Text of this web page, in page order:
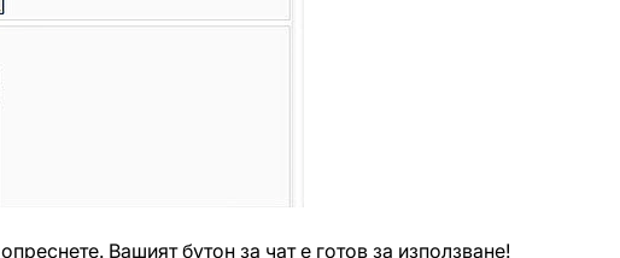
Вашият бутон за чат е готов за използване!